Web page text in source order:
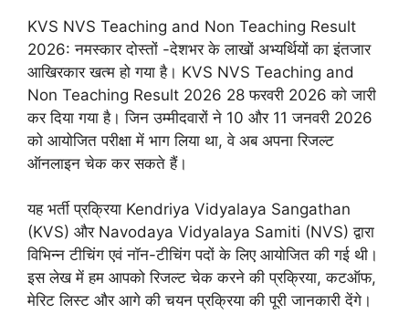
KVS NVS Teaching and Non Teaching Result
2026: नमस्कार दोस्तों -देशभर के लाखों अभ्यर्थियों का इंतजार
आखिरकार खत्म हो गया है। KVS NVS Teaching and
Non Teaching Result 2026 28 फरवरी 2026 को जारी
कर दिया गया है। जिन उम्मीदवारों ने 10 और 11 जनवरी 2026
को आयोजित परीक्षा में भाग लिया था, वे अब अपना रिजल्ट
ऑनलाइन चेक कर सकते हैं।
यह भर्ती प्रक्रिया Kendriya Vidyalaya Sangathan
(KVS) और Navodaya Vidyalaya Samiti (NVS) द्वारा
विभिन्न टीचिंग एवं नॉन-टीचिंग पदों के लिए आयोजित की गई थी।
इस लेख में हम आपको रिजल्ट चेक करने की प्रक्रिया, कटऑफ,
मेरिट लिस्ट और आगे की चयन प्रक्रिया की पूरी जानकारी देंगे।